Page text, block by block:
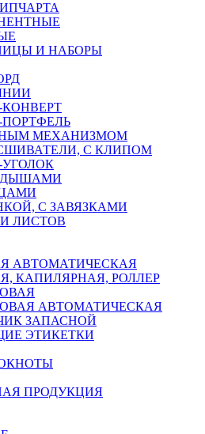
И НАБОРЫ
МЕХАНИЗМОМ
С КЛИПОМ
С ЗАВЯЗКАМИ
ЛИСТОВ
АВТОМАТИЧЕСКАЯ
КАПИЛЯРНАЯ, РОЛЛЕР
АВТОМАТИЧЕСКАЯ
ЗАПАСНОЙ
ЭТИКЕТКИ
ПРОДУКЦИЯ